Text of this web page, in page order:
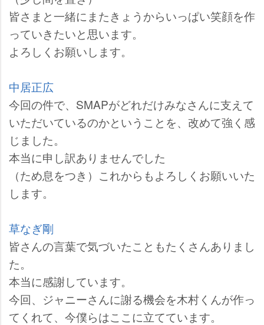
皆さまと一緒にまたきょうからいっぱい笑顔を作
っていきたいと思います。
よろしくお願いします。
中居正広
今回の件で、SMAPがどれだけみなさんに支えて
いただいているのかということを、改めて強く感
じました。
本当に申し訳ありませんでした
（ため息をつき）これからもよろしくお願いいた
します。
草なぎ剛
皆さんの言葉で気づいたこともたくさんありまし
た。
本当に感謝しています。
今回、ジャニーさんに謝る機会を木村くんが作っ
てくれて、今僕らはここに立てています。